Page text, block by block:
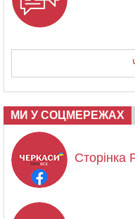
МИ У СОЦМЕРЕЖАХ
Сторінка